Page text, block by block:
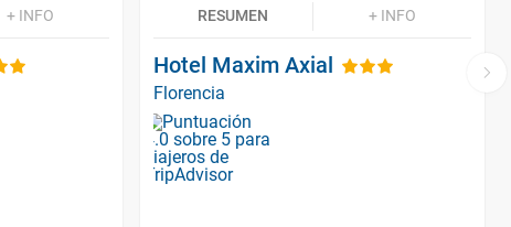
+ INFO RESUMEN + INFO
Hotel Maxim Axial
Florencia